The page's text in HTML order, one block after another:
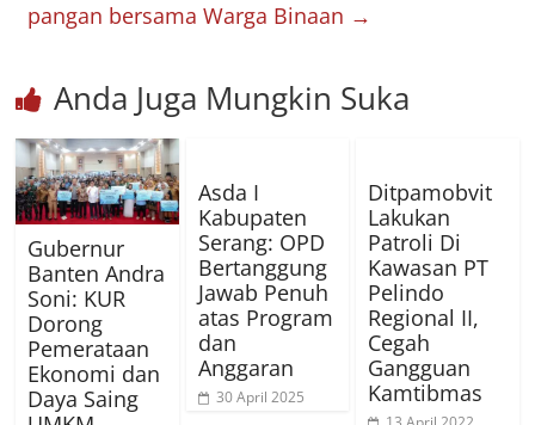
pangan bersama Warga Binaan →
Anda Juga Mungkin Suka
Gubernur
Banten Andra
Soni: KUR
Dorong
Pemerataan
Ekonomi dan
Daya Saing
Asda I
Kabupaten
Serang: OPD
Bertanggung
Jawab Penuh
atas Program
dan
Anggaran
30 April 2025
Ditpamobvit
Lakukan
Patroli Di
Kawasan PT
Pelindo
Regional II,
Cegah
Gangguan
Kamtibmas